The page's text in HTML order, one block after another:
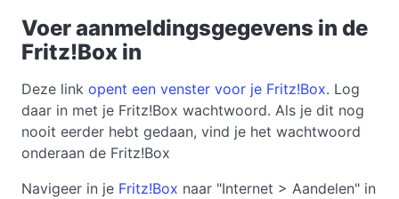
Voer aanmeldingsgegevens in de
Fritz!Box in
Deze link opent een venster voor je Fritz!Box. Log
daar in met je Fritz!Box wachtwoord. Als je dit nog
nooit eerder hebt gedaan, vind je het wachtwoord
onderaan de Fritz!Box
Navigeer in je Fritz!Box naar "Internet > Aandelen" in